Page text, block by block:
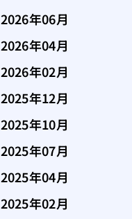
2026年06月
2026年04月
2026年02月
2025年12月
2025年10月
2025年07月
2025年04月
2025年02月